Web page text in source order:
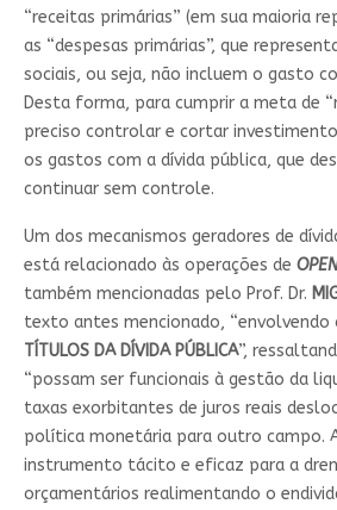
“receitas primárias” (em sua maioria
as “despesas primárias”, que
sociais, ou seja, não incluem o gasto
Desta forma, para cumprir a meta de
preciso controlar e cortar
os gastos com a dívida pública, que
continuar sem controle.
Um dos mecanismos geradores de
está relacionado às operações de
também mencionadas pelo Prof. Dr.
texto antes mencionado, “envolvendo
TÍTULOS DA DÍVIDA PÚBLICA”,
“possam ser funcionais à gestão da
taxas exorbitantes de juros reais
política monetária para outro campo.
instrumento tácito e eficaz para a
orçamentários realimentando o